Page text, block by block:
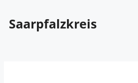
Saarpfalzkreis